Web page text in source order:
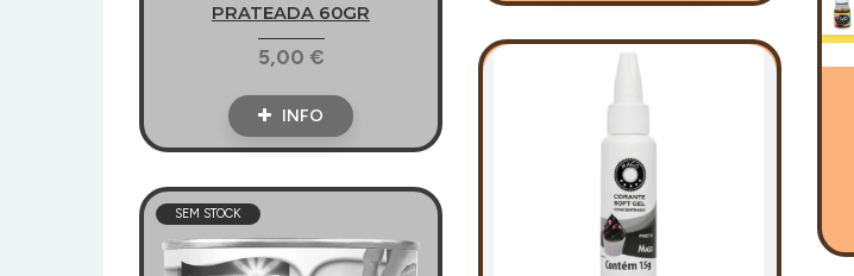
PRATEADA 60GR
5,00 €
INFO
SEM STOCK